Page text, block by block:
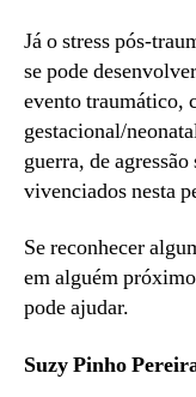
Já o stress pós-
se pode
evento traumático,
gestacional/
guerra, de
vivenciados nesta
Se reconhecer
em alguém
pode ajudar.
Suzy Pinho